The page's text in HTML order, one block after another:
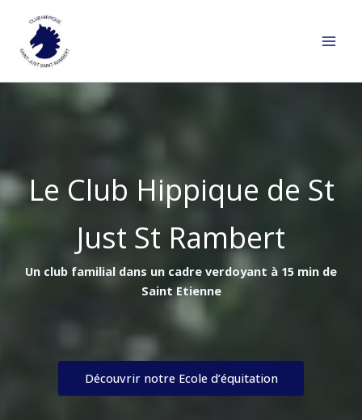
contenu
Le Club Hippique de St
Just St Rambert
Un club familial dans un cadre verdoyant à 15 min de
Saint Etienne
Découvrir notre Ecole d’équitation